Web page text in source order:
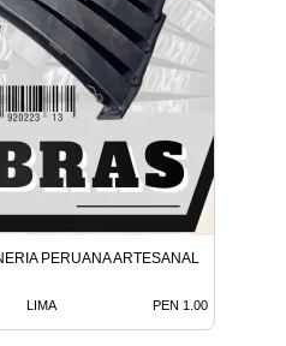
PERUANA ARTESANAL
LIMA PEN 1.00